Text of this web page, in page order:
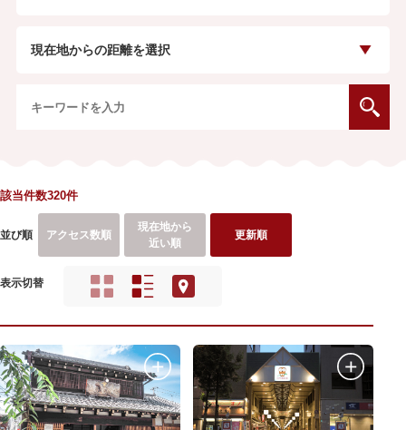
現在地からの距離を選択
該当件数320件
並び順 アクセス数順
現在地から
近い順
更新順
表示切替